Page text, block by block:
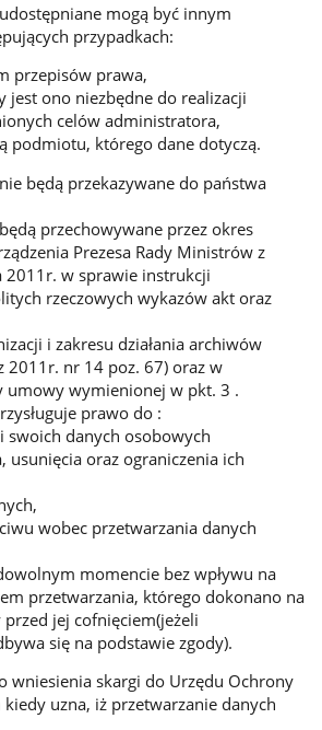
mogą być innym
przypadkach:
przepisów prawa,
jest ono niezbędne do realizacji
celów administratora,
podmiotu, którego dane dotyczą.
będą przekazywane do państwa
przechowywane przez okres
Prezesa Rady Ministrów z
w sprawie instrukcji
rzeczowych wykazów akt oraz
i zakresu działania archiwów
2011r. nr 14 poz. 67) oraz w
wymienionej w pkt. 3 .
prawo do :
swoich danych osobowych
usunięcia oraz ograniczenia ich
wobec przetwarzania danych
momencie bez wpływu na
przetwarzania, którego dokonano na
jej cofnięciem(jeżeli
się na podstawie zgody).
wniesienia skargi do Urzędu Ochrony
uzna, iż przetwarzanie danych